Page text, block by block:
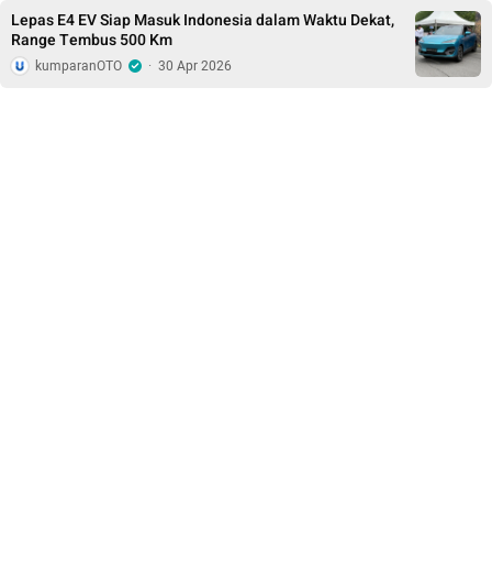
Lepas E4 EV Siap Masuk Indonesia dalam Waktu Dekat,
Range Tembus 500 Km
kumparanOTO · 30 Apr 2026